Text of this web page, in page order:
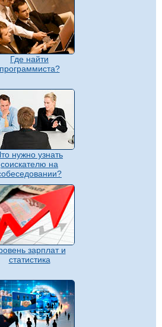
Где найти
программиста?
нужно узнать
соискателю на
зарплат и
статистика